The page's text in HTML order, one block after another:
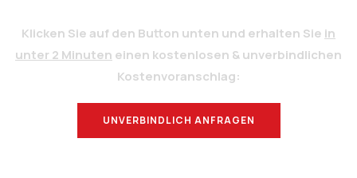
Klicken Sie auf den Button unten und erhalten Sie in
unter 2 Minuten einen kostenlosen & unverbindlichen
Kostenvoranschlag:
UNVERBINDLICH ANFRAGEN